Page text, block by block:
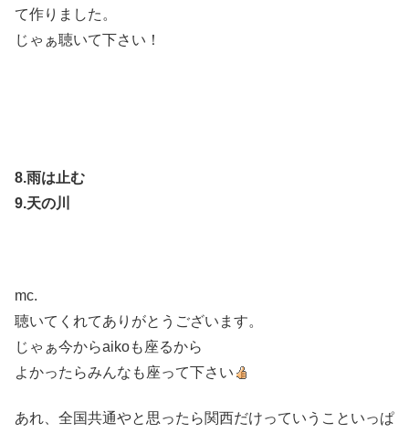
て作りました。
じゃぁ聴いて下さい！
8.雨は止む
9.天の川
mc.
聴いてくれてありがとうございます。
じゃぁ今からaikoも座るから
よかったらみんなも座って下さい
あれ、全国共通やと思ったら関西だけっていうこといっぱ